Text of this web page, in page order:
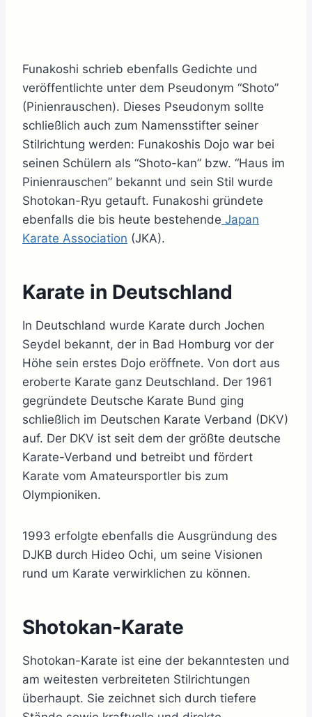
Funakoshi schrieb ebenfalls Gedichte und
veröffentlichte unter dem Pseudonym “Shoto”
(Pinienrauschen). Dieses Pseudonym sollte
schließlich auch zum Namensstifter seiner
Stilrichtung werden: Funakoshis Dojo war bei
seinen Schülern als “Shoto-kan” bzw. “Haus im
Pinienrauschen” bekannt und sein Stil wurde
Shotokan-Ryu getauft. Funakoshi gründete
ebenfalls die bis heute bestehende Japan
Karate Association (JKA).
Karate in Deutschland
In Deutschland wurde Karate durch Jochen
Seydel bekannt, der in Bad Homburg vor der
Höhe sein erstes Dojo eröffnete. Von dort aus
eroberte Karate ganz Deutschland. Der 1961
gegründete Deutsche Karate Bund ging
schließlich im Deutschen Karate Verband (DKV)
auf. Der DKV ist seit dem der größte deutsche
Karate-Verband und betreibt und fördert
Karate vom Amateursportler bis zum
Olympioniken.
1993 erfolgte ebenfalls die Ausgründung des
DJKB durch Hideo Ochi, um seine Visionen
rund um Karate verwirklichen zu können.
Shotokan-Karate
Shotokan-Karate ist eine der bekanntesten und
am weitesten verbreiteten Stilrichtungen
überhaupt. Sie zeichnet sich durch tiefere